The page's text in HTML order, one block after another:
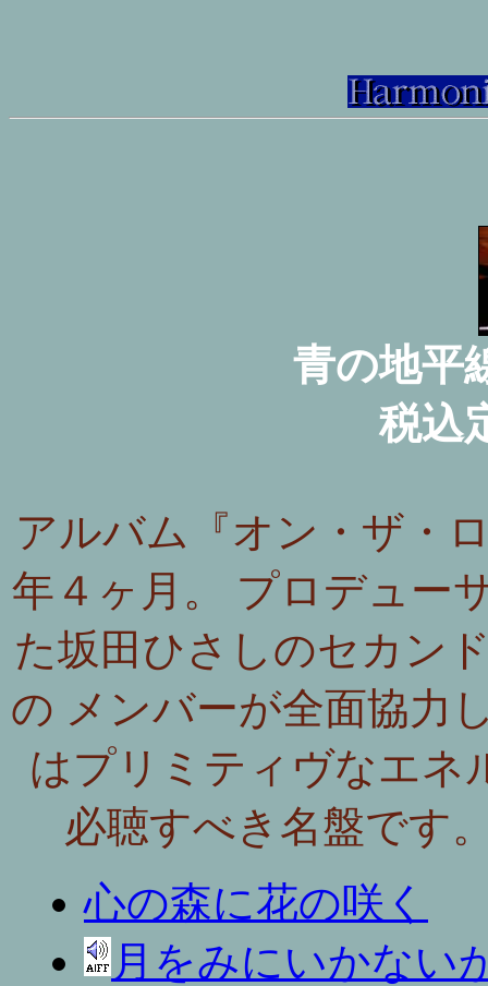
青の地平
税込
アルバム『オン・ザ・
年４ヶ月。 プロデュー
た坂田ひさしのセカン
の メンバーが全面協力
はプリミティヴなエネ
必聴すべき名
心の森に花の咲く
月をみにいかない